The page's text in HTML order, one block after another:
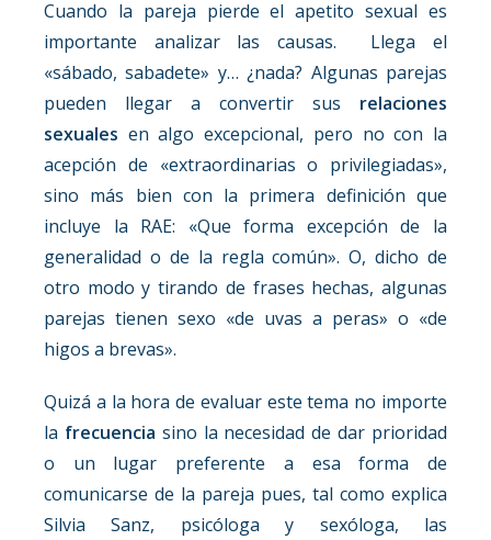
Cuando la pareja pierde el apetito sexual es
importante analizar las causas. Llega el
«sábado, sabadete» y… ¿nada? Algunas parejas
pueden llegar a convertir sus relaciones
sexuales en algo excepcional, pero no con la
acepción de «extraordinarias o privilegiadas»,
sino más bien con la primera definición que
incluye la RAE: «Que forma excepción de la
generalidad o de la regla común». O, dicho de
otro modo y tirando de frases hechas, algunas
parejas tienen sexo «de uvas a peras» o «de
higos a brevas».
Quizá a la hora de evaluar este tema no importe
la frecuencia sino la necesidad de dar prioridad
o un lugar preferente a esa forma de
comunicarse de la pareja pues, tal como explica
Silvia Sanz, psicóloga y sexóloga, las